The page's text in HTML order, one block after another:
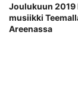
Joulukuun 2019
musiikki
Areenassa